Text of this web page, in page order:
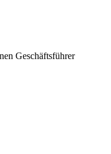
Geschäftsführer